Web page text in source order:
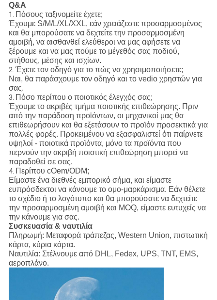
Q&A
1.
Πόσους ταξινομείτε έχετε;
Έχουμε S/M/L/XL/XXL, εάν χρειάζεστε προσαρμοσμένος
και θα μπορούσατε να δεχτείτε την προσαρμοσμένη
αμοιβή, να αισθανθεί ελεύθεροι να μας αφήσετε να
ξέρουμε και να μας πούμε το μέγεθός σας ποδιού,
στήθους, μέσης και ισχίων.
2. Έχετε τον οδηγό για το πώς να χρησιμοποιήσετε;
Ναι, θα παράσχουμε τον οδηγό και το vedio χρηστών για
σας.
3. Πόσο περίπου ο ποιοτικός έλεγχός σας;
Έχουμε το ακριβές τμήμα ποιοτικής επιθεώρησης. Πριν
από την παράδοση προϊόντων, οι μηχανικοί μας θα
επιθεωρήσουν και θα εξετάσουν το προϊόν προσεκτικά για
πολλές φορές. Προκειμένου να εξασφαλιστεί ότι παίρνετε
υψηλοί - ποιοτικά προϊόντα, μόνο τα προϊόντα που
περνούν την ακριβή ποιοτική επιθεώρηση μπορεί να
παραδοθεί σε σας.
4. Περίπου cOem/ODM;
Είμαστε ένα διεθνές εμπορικό σήμα, και είμαστε
ευπρόσδεκτοι να κάνουμε το ομο-μαρκάρισμα. Εάν θέλετε
το σχέδιο ή το λογότυπο και θα μπορούσατε να δεχτείτε
την προσαρμοσμένη αμοιβή και MOQ, είμαστε ευτυχείς να
την κάνουμε για σας.
Συσκευασία & ναυτιλία
Πληρωμή: Μεταφορά τράπεζας, Western Union, πιστωτική
κάρτα, κύρια κάρτα.
Ναυτιλία: Στέλνουμε από DHL, Fedex, UPS, TNT, EMS,
αεροπλάνο.